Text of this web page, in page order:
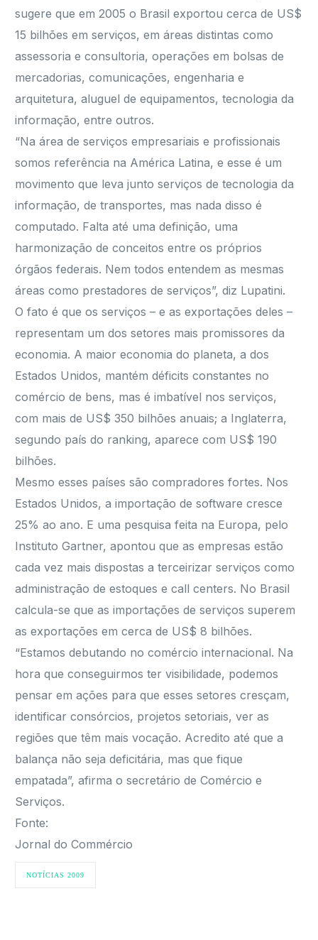
sugere que em 2005 o Brasil exportou cerca de US$
15 bilhões em serviços, em áreas distintas como
assessoria e consultoria, operações em bolsas de
mercadorias, comunicações, engenharia e
arquitetura, aluguel de equipamentos, tecnologia da
informação, entre outros.
“Na área de serviços empresariais e profissionais
somos referência na América Latina, e esse é um
movimento que leva junto serviços de tecnologia da
informação, de transportes, mas nada disso é
computado. Falta até uma definição, uma
harmonização de conceitos entre os próprios
órgãos federais. Nem todos entendem as mesmas
áreas como prestadores de serviços”, diz Lupatini.
O fato é que os serviços – e as exportações deles –
representam um dos setores mais promissores da
economia. A maior economia do planeta, a dos
Estados Unidos, mantém déficits constantes no
comércio de bens, mas é imbatível nos serviços,
com mais de US$ 350 bilhões anuais; a Inglaterra,
segundo país do ranking, aparece com US$ 190
bilhões.
Mesmo esses países são compradores fortes. Nos
Estados Unidos, a importação de software cresce
25% ao ano. E uma pesquisa feita na Europa, pelo
Instituto Gartner, apontou que as empresas estão
cada vez mais dispostas a terceirizar serviços como
administração de estoques e call centers. No Brasil
calcula-se que as importações de serviços superem
as exportações em cerca de US$ 8 bilhões.
“Estamos debutando no comércio internacional. Na
hora que conseguirmos ter visibilidade, podemos
pensar em ações para que esses setores cresçam,
identificar consórcios, projetos setoriais, ver as
regiões que têm mais vocação. Acredito até que a
balança não seja deficitária, mas que fique
empatada”, afirma o secretário de Comércio e
Serviços.
Fonte:
Jornal do Commércio
NOTÍCIAS 2009